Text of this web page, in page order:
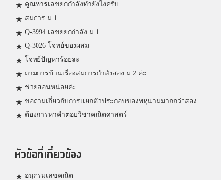
คูณหารเลขยกกำลังทำยังไงครับ
สมการ ม.1.............
Q-3994 เลขยยกกำลัง ม.1
Q-3026 โจทย์ของผสม
โจทย์ปัญหาร้อยละ
ถามการบ้านเรื่องสมการกำลังสอง ม.2 ค่ะ
ช่วยสอนหน่อยค่ะ
ขอถามเกี่ยวกับการเเยกตัวประกอบของพหุนามมากกว่าสอง
ต้องการหาคำตอบวิชาคณิตศาสตร์
หัวข้อที่เกี่ยวข้อง
อนุกรมเลขคณิต